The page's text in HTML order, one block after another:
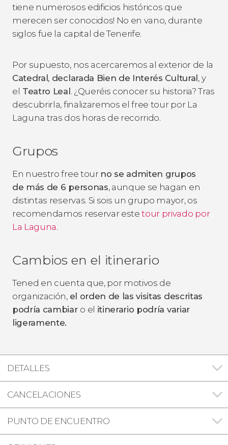
tiene numerosos edificios históricos que
merecen ser conocidos! No en vano, durante
siglos fue la capital de Tenerife.
Por supuesto, nos acercaremos al exterior de la
Catedral, declarada Bien de Interés Cultural, y
el Teatro Leal. ¿Queréis conocer su historia? Tras
descubrirla, finalizaremos el free tour por La
Laguna tras dos horas de recorrido.
Grupos
En nuestro free tour no se admiten grupos
de más de 6 personas, aunque se hagan en
distintas reservas. Si sois un grupo mayor, os
recomendamos reservar estetour privado por
La Laguna.
Cambios en el itinerario
Tened en cuenta que, por motivos de
organización, el orden de las visitas descritas
podría cambiar o el itinerario podría variar
ligeramente.
DETALLES
CANCELACIONES
PUNTO DE ENCUENTRO